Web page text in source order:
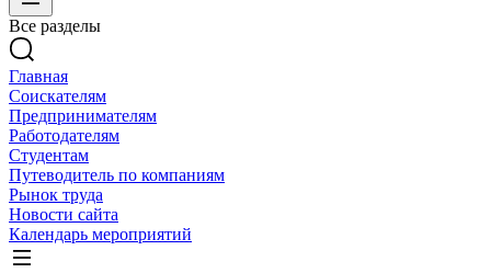
Все разделы
Главная
Соискателям
Предпринимателям
Работодателям
Студентам
Путеводитель по компаниям
Рынок труда
Новости сайта
Календарь мероприятий